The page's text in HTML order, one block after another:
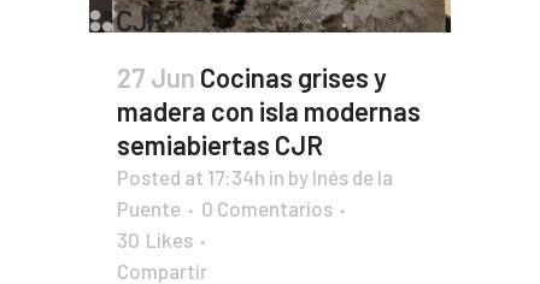
27 Jun Cocinas grises y
madera con isla modernas
semiabiertas CJR
Posted at 17:34h in by Inés de la
Puente
0 Comentarios
30 Likes
Compartir